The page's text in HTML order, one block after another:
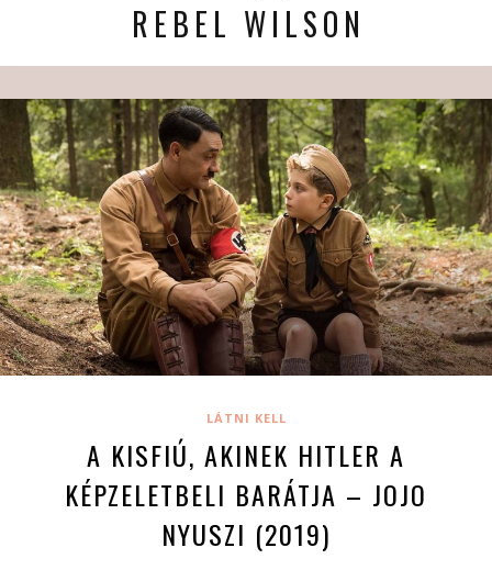
REBEL WILSON
LÁTNI KELL
A KISFIÚ, AKINEK HITLER A
KÉPZELETBELI BARÁTJA – JOJO
NYUSZI (2019)